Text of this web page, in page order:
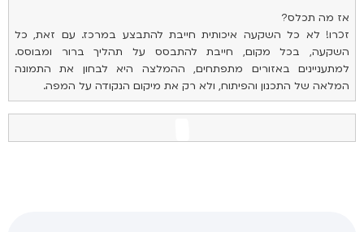
אז מה תכלס?
זכרו! לא כל השקעה איכותית חייבת להתבצע במרכז. עם זאת, כל
השקעה, בכל מקום, חייבת להתבסס על תהליך ברור ומבוסס.
למתעניינים באזורים מתפתחים, ההמלצה היא לבחון את התמונה
המלאה של התכנון והפיתוח, ולא רק את מיקום הנקודה על המפה.